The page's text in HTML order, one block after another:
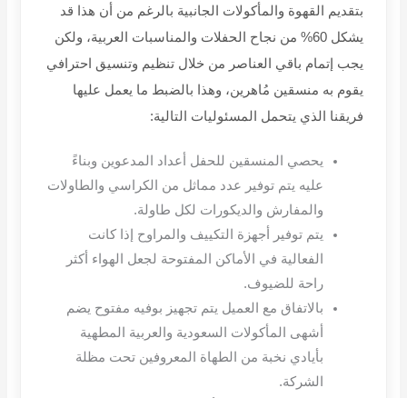
بتقديم القهوة والمأكولات الجانبية بالرغم من أن هذا قد
يشكل 60% من نجاح الحفلات والمناسبات العربية، ولكن
يجب إتمام باقي العناصر من خلال تنظيم وتنسيق احترافي
يقوم به منسقين مُاهرين، وهذا بالضبط ما يعمل عليها
فريقنا الذي يتحمل المسئوليات التالية:
يحصي المنسقين للحفل أعداد المدعوين وبناءً
عليه يتم توفير عدد مماثل من الكراسي والطاولات
والمفارش والديكورات لكل طاولة.
يتم توفير أجهزة التكييف والمراوح إذا كانت
الفعالية في الأماكن المفتوحة لجعل الهواء أكثر
راحة للضيوف.
بالاتفاق مع العميل يتم تجهيز بوفيه مفتوح يضم
أشهى المأكولات السعودية والعربية المطهية
بأيادي نخبة من الطهاة المعروفين تحت مظلة
الشركة.